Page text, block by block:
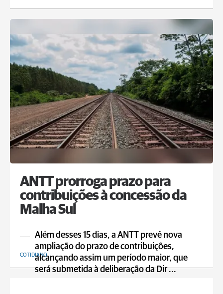
ANTT prorroga prazo para
contribuições à concessão da
Malha Sul
Além desses 15 dias, a ANTT prevê nova
ampliação do prazo de contribuições,
alcançando assim um período maior, que
será submetida à deliberação da Dir ...
COTIDIANO